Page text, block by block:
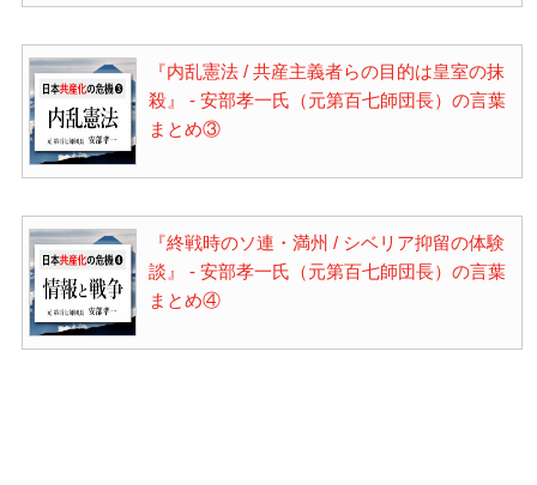
『内乱憲法 / 共産主義者らの目的は皇室の抹
殺』 - 安部孝一氏（元第百七師団長）の言葉
まとめ③
『終戦時のソ連・満州 / シベリア抑留の体験
談』 - 安部孝一氏（元第百七師団長）の言葉
まとめ④